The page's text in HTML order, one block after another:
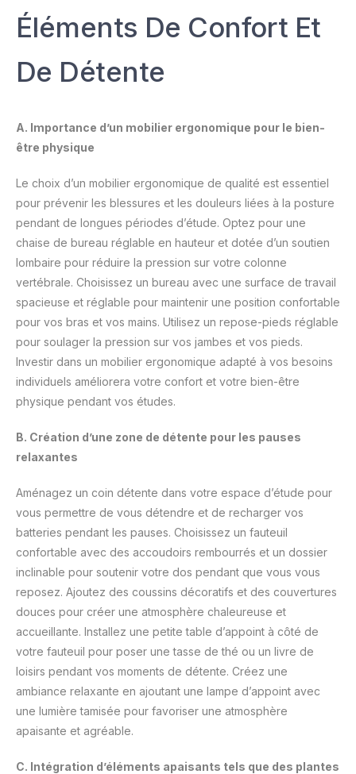
Éléments De Confort Et
De Détente
A. Importance d’un mobilier ergonomique pour le bien-
être physique
Le choix d’un mobilier ergonomique de qualité est essentiel
pour prévenir les blessures et les douleurs liées à la posture
pendant de longues périodes d’étude. Optez pour une
chaise de bureau réglable en hauteur et dotée d’un soutien
lombaire pour réduire la pression sur votre colonne
vertébrale. Choisissez un bureau avec une surface de travail
spacieuse et réglable pour maintenir une position confortable
pour vos bras et vos mains. Utilisez un repose-pieds réglable
pour soulager la pression sur vos jambes et vos pieds.
Investir dans un mobilier ergonomique adapté à vos besoins
individuels améliorera votre confort et votre bien-être
physique pendant vos études.
B. Création d’une zone de détente pour les pauses
relaxantes
Aménagez un coin détente dans votre espace d’étude pour
vous permettre de vous détendre et de recharger vos
batteries pendant les pauses. Choisissez un fauteuil
confortable avec des accoudoirs rembourrés et un dossier
inclinable pour soutenir votre dos pendant que vous vous
reposez. Ajoutez des coussins décoratifs et des couvertures
douces pour créer une atmosphère chaleureuse et
accueillante. Installez une petite table d’appoint à côté de
votre fauteuil pour poser une tasse de thé ou un livre de
loisirs pendant vos moments de détente. Créez une
ambiance relaxante en ajoutant une lampe d’appoint avec
une lumière tamisée pour favoriser une atmosphère
apaisante et agréable.
C. Intégration d’éléments apaisants tels que des plantes